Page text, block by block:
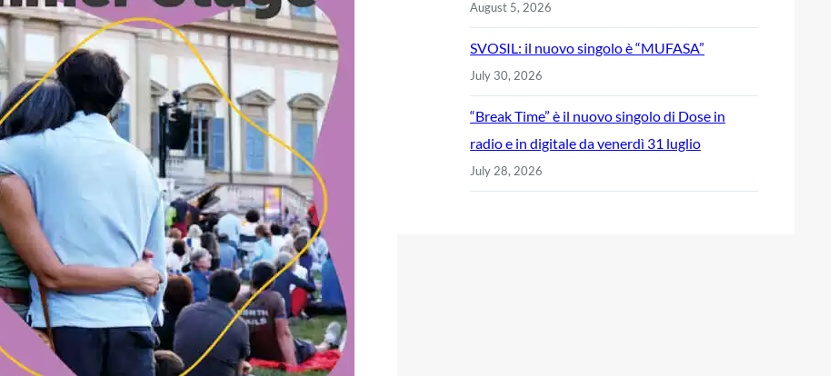
August 5, 2026
SVOSIL: il nuovo singolo è “MUFASA”
July 30, 2026
“Break Time” è il nuovo singolo di Dose in
radio e in digitale da venerdì 31 luglio
July 28, 2026